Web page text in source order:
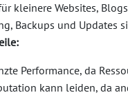
kleinere Websites,
Backups und Updates
Performance, da
kann leiden, da